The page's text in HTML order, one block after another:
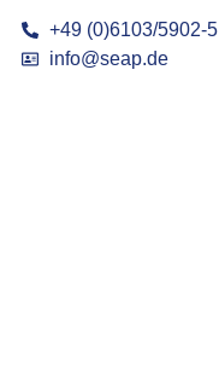
+49 (0)6103/5902-5
info@seap.de